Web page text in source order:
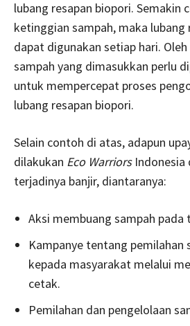
lubang resapan biopori. Semakin
ketinggian sampah, maka
dapat digunakan setiap hari.
sampah yang dimasukkan perlu
untuk mempercepat proses
lubang resapan biopori.
Selain contoh di atas, adapun
dilakukan Eco WarriorsIndonesia
terjadinya banjir, diantaranya:
Aksi membuang sampah pada
Kampanye tentang pemilahan
kepada masyarakat melalui
cetak.
Pemilahan dan pengelolaan